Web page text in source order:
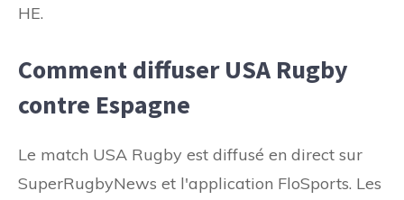
HE.
Comment diffuser USA Rugby
contre Espagne
Le match USA Rugby est diffusé en direct sur
SuperRugbyNews et l'application FloSports. Les